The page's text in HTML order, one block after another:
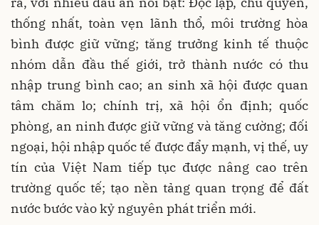
thống nhất, toàn vẹn lãnh thổ, môi trường hòa
bình được giữ vững; tăng trưởng kinh tế thuộc
nhóm dẫn đầu thế giới, trở thành nước có thu
nhập trung bình cao; an sinh xã hội được quan
tâm chăm lo; chính trị, xã hội ổn định; quốc
phòng, an ninh được giữ vững và tăng cường; đối
ngoại, hội nhập quốc tế được đẩy mạnh, vị thế, uy
tín của Việt Nam tiếp tục được nâng cao trên
trường quốc tế; tạo nền tảng quan trọng để đất
nước bước vào kỷ nguyên phát triển mới.